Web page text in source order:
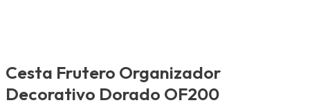
Cesta Frutero Organizador
Decorativo Dorado OF200